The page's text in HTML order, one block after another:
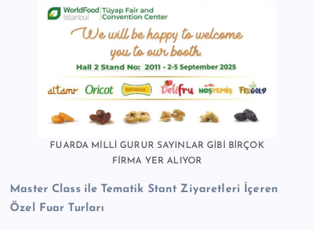
FUARDA MİLLİ GURUR SAYINLAR GİBİ BİRÇOK
FİRMA YER ALIYOR
Master Class ile Tematik Stant Ziyaretleri İçeren
Özel Fuar Turları